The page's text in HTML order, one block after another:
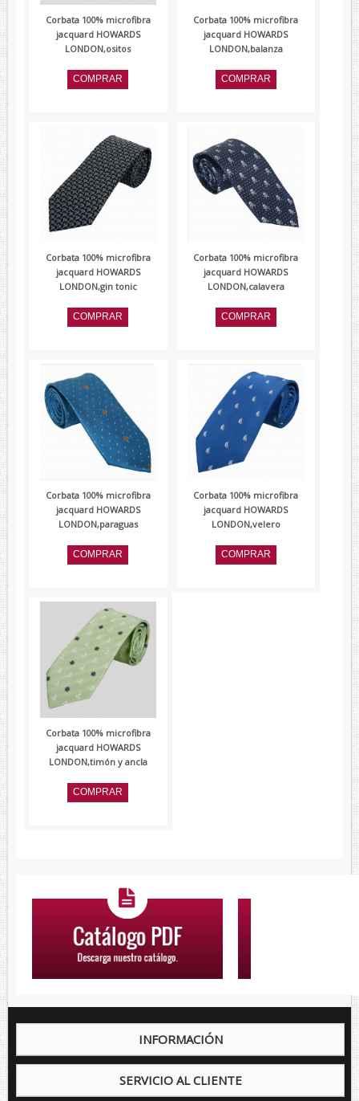
Corbata 100% microfibra
jacquard HOWARDS
LONDON,ositos
Corbata 100% microfibra
jacquard HOWARDS
LONDON,balanza
Corbata 100% microfibra
jacquard HOWARDS
LONDON,gin tonic
Corbata 100% microfibra
jacquard HOWARDS
LONDON,calavera
Corbata 100% microfibra
jacquard HOWARDS
LONDON,paraguas
Corbata 100% microfibra
jacquard HOWARDS
LONDON,velero
Corbata 100% microfibra
jacquard HOWARDS
LONDON,timón y ancla
INFORMACIÓN
SERVICIO AL CLIENTE